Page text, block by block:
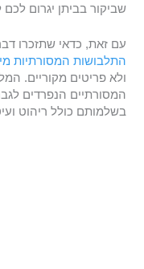
שביקור בביתן יגרום
עם זאת, כדאי שתזכרו
התלבושות המסורתיות
ולא פריטים מקוריים.
בשלמותם כולל ריהוט